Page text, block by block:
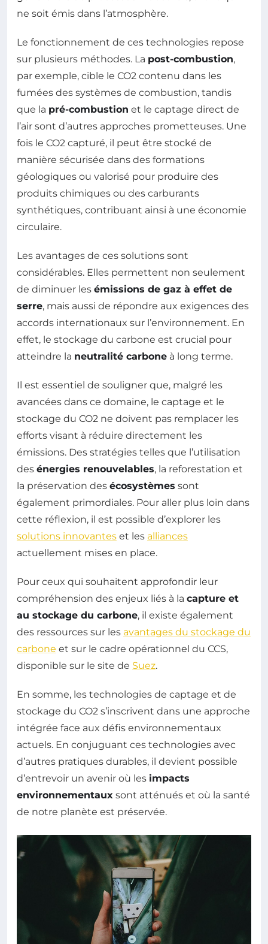
ne soit émis dans l’atmosphère.
Le fonctionnement de ces technologies repose
sur plusieurs méthodes. La post-combustion,
par exemple, cible le CO2 contenu dans les
fumées des systèmes de combustion, tandis
que la pré-combustion et le captage direct de
l’air sont d’autres approches prometteuses. Une
fois le CO2 capturé, il peut être stocké de
manière sécurisée dans des formations
géologiques ou valorisé pour produire des
produits chimiques ou des carburants
synthétiques, contribuant ainsi à une économie
circulaire.
Les avantages de ces solutions sont
considérables. Elles permettent non seulement
de diminuer les émissions de gaz à effet de
serre, mais aussi de répondre aux exigences des
accords internationaux sur l’environnement. En
effet, le stockage du carbone est crucial pour
atteindre la neutralité carbone à long terme.
Il est essentiel de souligner que, malgré les
avancées dans ce domaine, le captage et le
stockage du CO2 ne doivent pas remplacer les
efforts visant à réduire directement les
émissions. Des stratégies telles que l’utilisation
des énergies renouvelables, la reforestation et
la préservation des écosystèmes sont
également primordiales. Pour aller plus loin dans
cette réflexion, il est possible d’explorer les
solutions innovantes et les alliances
actuellement mises en place.
Pour ceux qui souhaitent approfondir leur
compréhension des enjeux liés à la capture et
au stockage du carbone, il existe également
des ressources sur les avantages du stockage du
carbone et sur le cadre opérationnel du CCS,
disponible sur le site de Suez.
En somme, les technologies de captage et de
stockage du CO2 s’inscrivent dans une approche
intégrée face aux défis environnementaux
actuels. En conjuguant ces technologies avec
d’autres pratiques durables, il devient possible
d’entrevoir un avenir où les impacts
environnementaux sont atténués et où la santé
de notre planète est préservée.